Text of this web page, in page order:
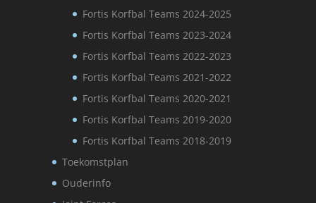
Fortis Korfbal Teams 2024-2025
Fortis Korfbal Teams 2023-2024
Fortis Korfbal Teams 2022-2023
Fortis Korfbal Teams 2021-2022
Fortis Korfbal Teams 2020-2021
Fortis Korfbal Teams 2019-2020
Fortis Korfbal Teams 2018-2019
Toekomstplan
Ouderinfo